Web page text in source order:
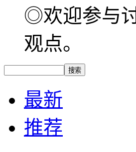
◎欢迎参与
观点。
最新
推荐